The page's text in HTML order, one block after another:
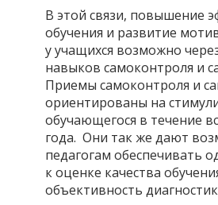
В этой связи, повышение
обучения и развитие
у учащихся возможно
навыков самоконтроля и
Приемы самоконтроля и
ориентированы на
обучающегося в течение
года. Они так же дают
педагогам обеспечивать
к оценке качества
объективность